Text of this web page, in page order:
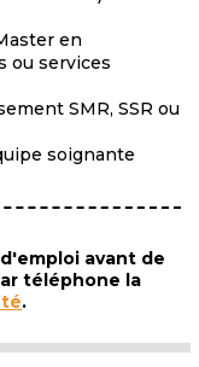
en
ou services
SMR, SSR ou
soignante
avant de
téléphone la
.